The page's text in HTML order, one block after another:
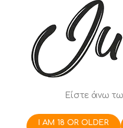
Είστε άνω
I AM 18 OR OLDER